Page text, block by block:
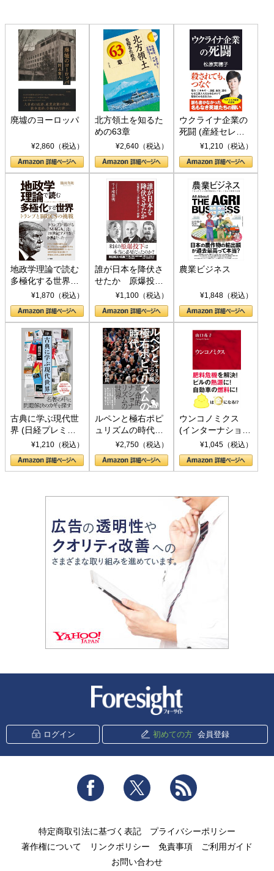
廃墟のヨーロッパ
¥2,860（税込）
北方領土を知るた
めの63章
¥2,640（税込）
ウクライナ企業の
死闘 (産経セレク
ト S 039)¥1,210（税込）
地政学理論で読む
多極化する世界：
トランプとBRICS
の挑戦
¥1,870（税込）
誰が日本を降伏さ
せたか 原爆投
下、ソ連参戦、そ
して聖断 (PHP新
書)
¥1,100（税込）
農業ビジネス
¥1,848（税込）
古典に学ぶ現代世
界 (日経プレミア
シリーズ)¥1,210（税込）
ルペンと極右ポピ
ュリズムの時代：
〈ヤヌス〉の二つ
の顔
¥2,750（税込）
ウンコノミクス
(インターナショナ
ル新書)¥1,045（税込）
ログイン 初めての方 会員登録
Facebook Twitter
特定商取引法に基づく表記
プライバシーポリシー
著作権について
リンクポリシー 免責事項
ご利用ガイド
お問い合わせ